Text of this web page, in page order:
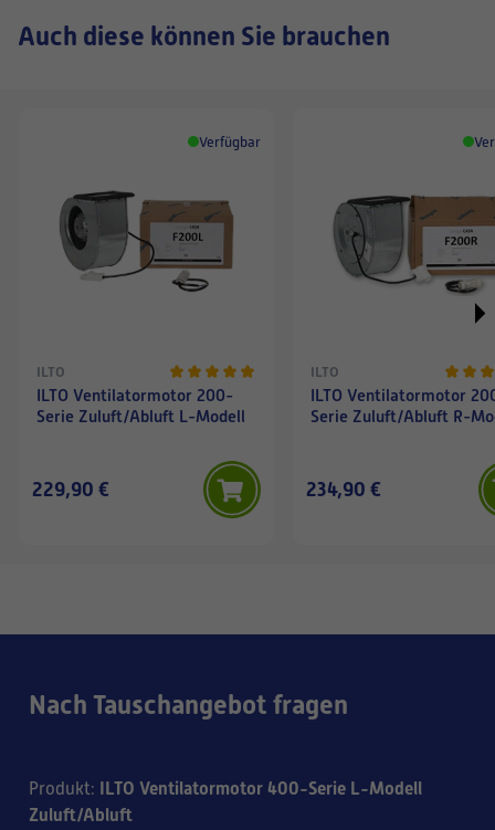
Auch diese können Sie brauchen
Verfügbar
ILTO
ILTO Ventilatormotor 200-
Serie Zuluft/Abluft L-Modell
229,90 €
ILTO
ILTO Ventilatormotor
Serie Zuluft/Abluft R-
234,90 €
Nach Tauschangebot fragen
Produkt: ILTO Ventilatormotor 400-Serie L-Modell
Zuluft/Abluft